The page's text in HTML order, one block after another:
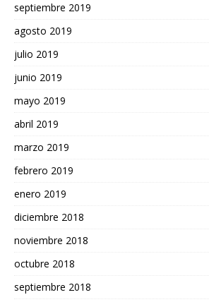
septiembre 2019
agosto 2019
julio 2019
junio 2019
mayo 2019
abril 2019
marzo 2019
febrero 2019
enero 2019
diciembre 2018
noviembre 2018
octubre 2018
septiembre 2018